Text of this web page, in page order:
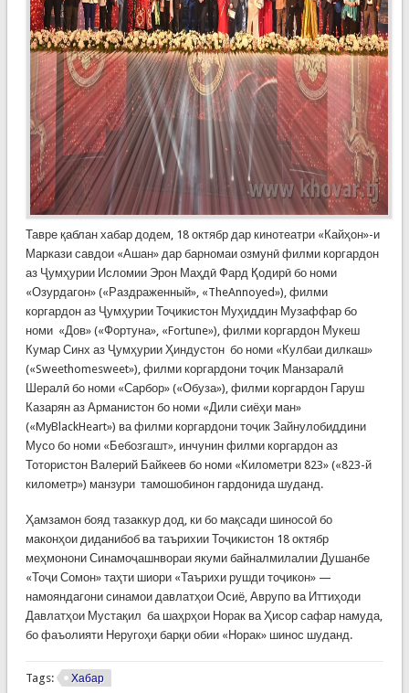
Тавре қаблан хабар додем, 18 октябр дар кинотеатри «Кайҳон»-и
Маркази савдои «Ашан» дар барномаи озмунӣ филми коргардон
аз Ҷумҳурии Исломии Эрон Маҳдӣ Фард Қодирӣ бо номи
«Озурдагон» («Раздраженный», «TheAnnoyed»), филми
коргардон аз Ҷумҳурии Тоҷикистон Муҳиддин Музаффар бо
номи «Дов» («Фортуна», «Fortune»), филми коргардон Мукеш
Кумар Синх аз Ҷумҳурии Ҳиндустон бо номи «Кулбаи дилкаш»
(«Sweethomesweet»), филми коргардони тоҷик Манзаралӣ
Шералӣ бо номи «Сарбор» («Обуза»), филми коргардон Гаруш
Казарян аз Арманистон бо номи «Дили сиёҳи ман»
(«MyBlackHeart») ва филми коргардони тоҷик Зайнулобиддини
Мусо бо номи «Бебозгашт», инчунин филми коргардон аз
Тотористон Валерий Байкеев бо номи «Километри 823» («823-й
километр») манзури тамошобинон гардонида шуданд.
Ҳамзамон бояд тазаккур дод, ки бо мақсади шиносоӣ бо
маконҳои диданибоб ва таърихии Тоҷикистон 18 октябр
меҳмонони Синамоҷашнвораи якуми байналмилалии Душанбе
«Тоҷи Сомон» таҳти шиори «Таърихи рушди тоҷикон» —
намояндагони синамои давлатҳои Осиё, Аврупо ва Иттиҳоди
Давлатҳои Мустақил ба шаҳрҳои Норак ва Ҳисор сафар намуда,
бо фаъолияти Неругоҳи барқи обии «Норак» шинос шуданд.
Tags: Хабар